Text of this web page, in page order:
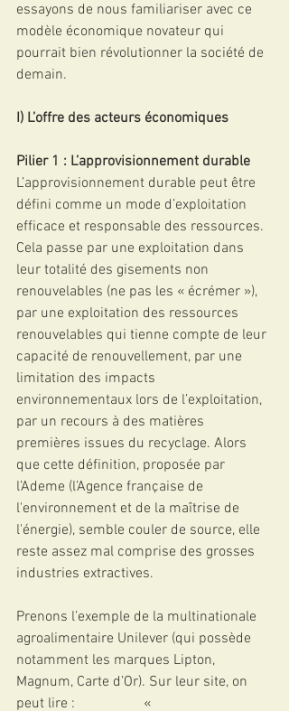
essayons de nous familiariser avec ce
modèle économique novateur qui
pourrait bien révolutionner la société de
demain.
I) L’offre des acteurs économiques
Pilier 1 : L’approvisionnement durable
L’approvisionnement durable peut être
défini comme un mode d’exploitation
efficace et responsable des ressources.
Cela passe par une exploitation dans
leur totalité des gisements non
renouvelables (ne pas les « écrémer »),
par une exploitation des ressources
renouvelables qui tienne compte de leur
capacité de renouvellement, par une
limitation des impacts
environnementaux lors de l’exploitation,
par un recours à des matières
premières issues du recyclage. Alors
que cette définition, proposée par
l’Ademe (l’Agence française de
l'environnement et de la maîtrise de
l'énergie), semble couler de source, elle
reste assez mal comprise des grosses
industries extractives.
Prenons l’exemple de la multinationale
agroalimentaire Unilever (qui possède
notamment les marques Lipton,
Magnum, Carte d’Or). Sur leur site, on
peut lire :                   «